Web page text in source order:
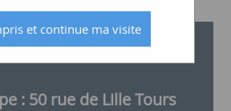
parents
et d’Ailleurs
: 50 rue de Lille Tours
et continue ma visite